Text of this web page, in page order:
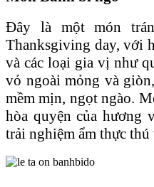
Đây là một món
Thanksgiving day, với
và các loại gia vị như
vỏ ngoài mỏng và
mềm mịn, ngọt ngào.
hòa quyện của hương
trải nghiệm ẩm thực thú